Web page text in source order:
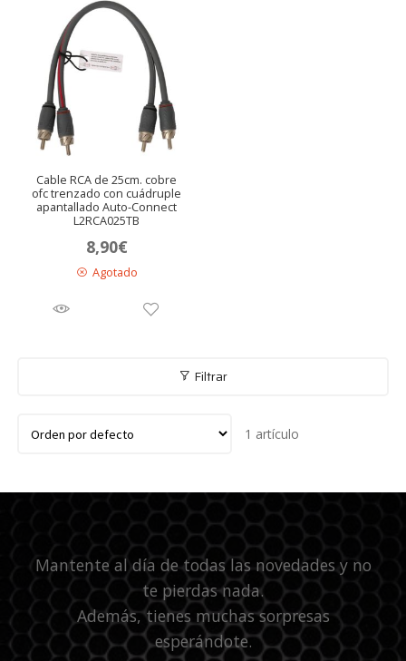
Cable RCA de 25cm. cobre
ofc trenzado con cuádruple
apantallado Auto-Connect
L2RCA025TB
8,90€
Agotado
Filtrar
1 artículo
Mantente al día de todas las novedades y no
te pierdas nada.
Además, tienes muchas sorpresas
esperándote.